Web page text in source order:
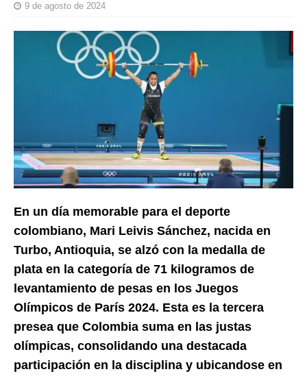
9 de agosto de 2024
En un día memorable para el deporte
colombiano, Mari Leivis Sánchez, nacida en
Turbo, Antioquia, se alzó con la medalla de
plata en la categoría de 71 kilogramos de
levantamiento de pesas en los Juegos
Olímpicos de París 2024. Esta es la tercera
presea que Colombia suma en las justas
olímpicas, consolidando una destacada
participación en la disciplina y ubicandose en